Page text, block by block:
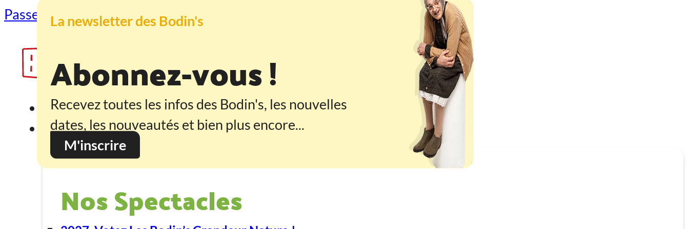
Passer au contenu principal Passer au pied de page
Accueil
Programmation
Nos Spectacles
La newsletter des Bodin's
Abonnez-vous !
Recevez toutes les infos des Bodin's, les nouvelles
dates, les nouveautés et bien plus encore...
M'inscrire